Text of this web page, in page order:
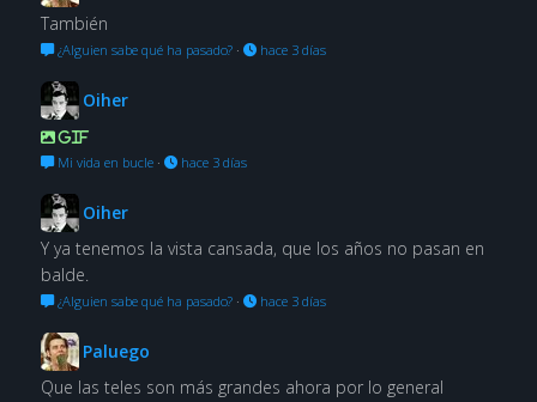
También
¿Alguien sabe qué ha pasado?· hace 3 días
Oiher
GIF
Mi vida en bucle· hace 3 días
Oiher
Y ya tenemos la vista cansada, que los años no pasan en
balde.
¿Alguien sabe qué ha pasado?· hace 3 días
Paluego
Que las teles son más grandes ahora por lo general